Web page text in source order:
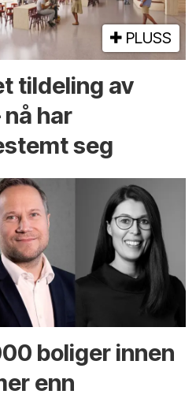
PLUSS
tildeling av
har
seg
boliger innen
enn